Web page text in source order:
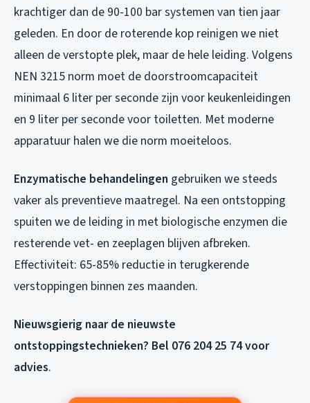
krachtiger dan de 90-100 bar systemen van tien jaar
geleden. En door de roterende kop reinigen we niet
alleen de verstopte plek, maar de hele leiding. Volgens
NEN 3215 norm moet de doorstroomcapaciteit
minimaal 6 liter per seconde zijn voor keukenleidingen
en 9 liter per seconde voor toiletten. Met moderne
apparatuur halen we die norm moeiteloos.
Enzymatische behandelingen gebruiken we steeds
vaker als preventieve maatregel. Na een ontstopping
spuiten we de leiding in met biologische enzymen die
resterende vet- en zeeplagen blijven afbreken.
Effectiviteit: 65-85% reductie in terugkerende
verstoppingen binnen zes maanden.
Nieuwsgierig naar de nieuwste
ontstoppingstechnieken? Bel 076 204 25 74 voor
advies.